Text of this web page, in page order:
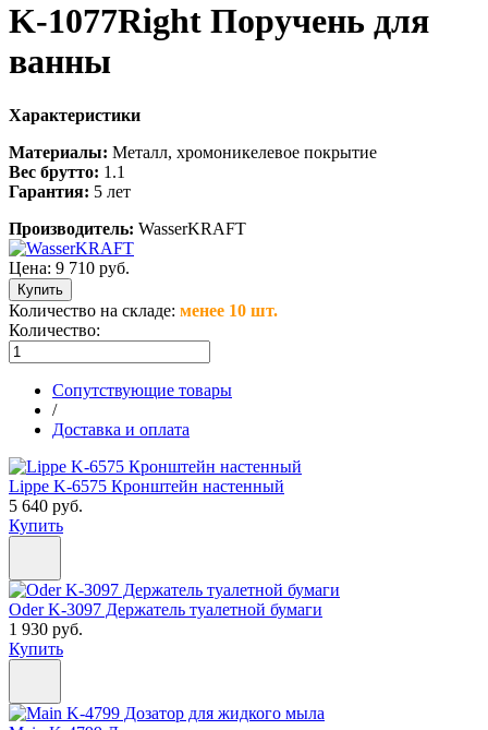
K-1077Right Поручень для
ванны
Характеристики
Материалы: Металл, хромоникелевое покрытие
Вес брутто: 1.1
Гарантия: 5 лет
Производитель: WasserKRAFT
Цена: 9 710 руб.
Количество на складе: менее 10 шт.
Количество:
Сопутствующие товары
/
Доставка и оплата
Lippe K-6575 Кронштейн настенный
5 640 руб.
Купить
Oder K-3097 Держатель туалетной бумаги
1 930 руб.
Купить